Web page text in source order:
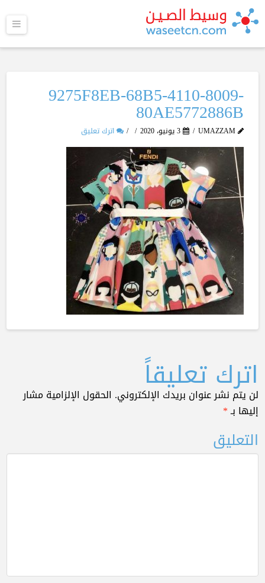
9275F8EB-68B5-4110-8009-
80AE5772886B
UMAZZAM 3 يونيو، 2020 اترك تعليق
اترك تعليقاً
لن يتم نشر عنوان بريدك الإلكتروني. الحقول الإلزامية مشار
إليها بـ*
التعليق